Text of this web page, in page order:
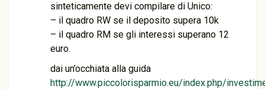
sinteticamente devi compilare di Unico:
– il quadro RW se il deposito supera 10k
– il quadro RM se gli interessi superano 12
euro.
dai un’occhiata alla guida
http://www.piccolorisparmio.eu/index.php/